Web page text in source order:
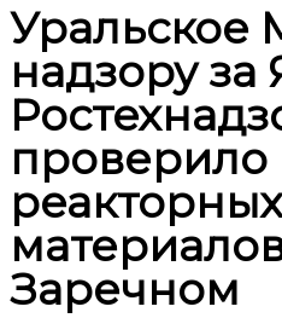
Уральское
надзору за
проверило
реакторных
Заречном